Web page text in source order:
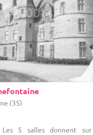
(35)
5 salles donnent